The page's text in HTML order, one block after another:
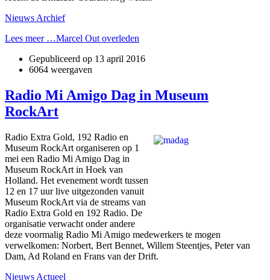
Nieuws Archief
Lees meer …Marcel Out overleden
Gepubliceerd op 13 april 2016
6064 weergaven
Radio Mi Amigo Dag in Museum
RockArt
Radio Extra Gold, 192 Radio en
Museum RockArt organiseren op 1
mei een Radio Mi Amigo Dag in
Museum RockArt in Hoek van
Holland. Het evenement wordt tussen
12 en 17 uur live uitgezonden vanuit
Museum RockArt via de streams van
Radio Extra Gold en 192 Radio. De
organisatie verwacht onder andere
deze voormalig Radio Mi Amigo medewerkers te mogen
verwelkomen: Norbert, Bert Bennet, Willem Steentjes, Peter van
Dam, Ad Roland en Frans van der Drift.
Nieuws Actueel